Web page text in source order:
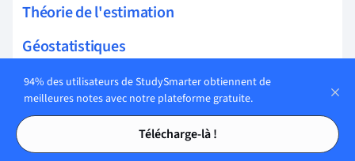
Tables des matières
Tables des matières
Théorie de l'estimation
Géostatistiques
Modélisation hiérarchique
Théorie de la réponse à l'item
Modélisation multiniveau
94% des utilisateurs de StudySmarter obtiennent de
meilleures notes avec notre plateforme gratuite.
Télécharge-là !